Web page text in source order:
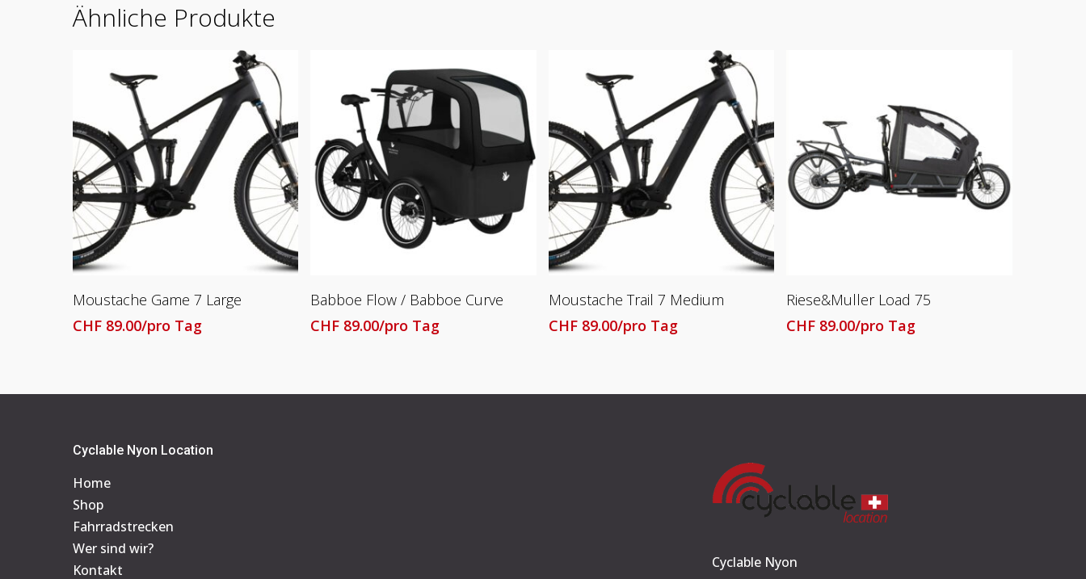
Ähnliche Produkte
Lesen Sie Mehr
Moustache Game 7 Large
CHF 89.00/pro Tag
Lesen Sie Mehr
Babboe Flow / Babboe Curve
CHF 89.00/pro Tag
Lesen Sie Mehr
Moustache Trail 7 Medium
CHF89.00/pro Tag
Lesen Sie Mehr
Riese&Muller Load 75
CHF 89.00/pro Tag
Cyclable Nyon Location
Home
Shop
Fahrradstrecken
Wer sind wir?
Kontakt
Cyclable Nyon